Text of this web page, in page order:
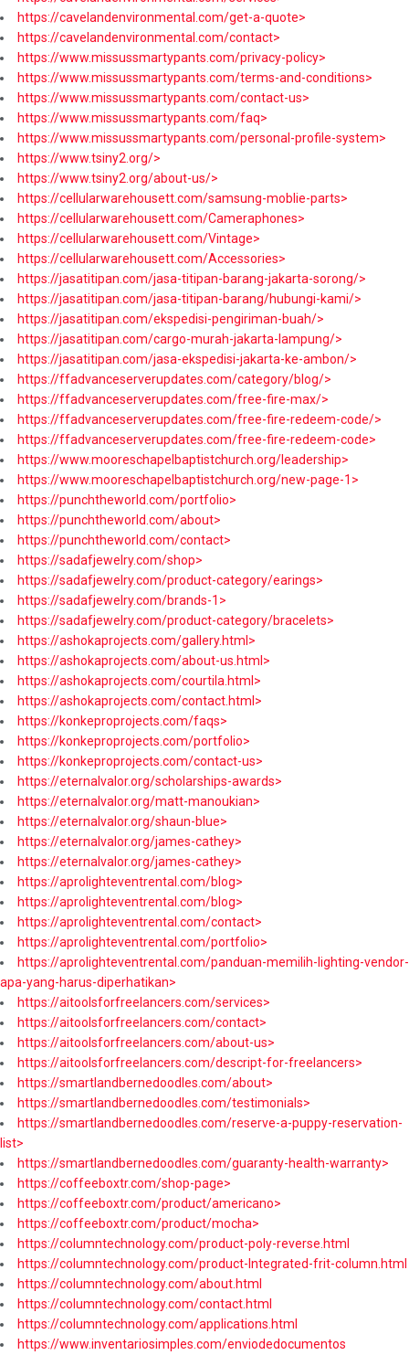
https://cavelandenvironmental.com/get-a-quote>
https://cavelandenvironmental.com/contact>
https://www.missussmartypants.com/privacy-policy>
https://www.missussmartypants.com/terms-and-conditions>
https://www.missussmartypants.com/contact-us>
https://www.missussmartypants.com/faq>
https://www.missussmartypants.com/personal-profile-system>
https://www.tsiny2.org/>
https://www.tsiny2.org/about-us/>
https://cellularwarehousett.com/samsung-moblie-parts>
https://cellularwarehousett.com/Cameraphones>
https://cellularwarehousett.com/Vintage>
https://cellularwarehousett.com/Accessories>
https://jasatitipan.com/jasa-titipan-barang-jakarta-sorong/>
https://jasatitipan.com/jasa-titipan-barang/hubungi-kami/>
https://jasatitipan.com/ekspedisi-pengiriman-buah/>
https://jasatitipan.com/cargo-murah-jakarta-lampung/>
https://jasatitipan.com/jasa-ekspedisi-jakarta-ke-ambon/>
https://ffadvanceserverupdates.com/category/blog/>
https://ffadvanceserverupdates.com/free-fire-max/>
https://ffadvanceserverupdates.com/free-fire-redeem-code/>
https://ffadvanceserverupdates.com/free-fire-redeem-code>
https://www.mooreschapelbaptistchurch.org/leadership>
https://www.mooreschapelbaptistchurch.org/new-page-1>
https://punchtheworld.com/portfolio>
https://punchtheworld.com/about>
https://punchtheworld.com/contact>
https://sadafjewelry.com/shop>
https://sadafjewelry.com/product-category/earings>
https://sadafjewelry.com/brands-1>
https://sadafjewelry.com/product-category/bracelets>
https://ashokaprojects.com/gallery.html>
https://ashokaprojects.com/about-us.html>
https://ashokaprojects.com/courtila.html>
https://ashokaprojects.com/contact.html>
https://konkeproprojects.com/faqs>
https://konkeproprojects.com/portfolio>
https://konkeproprojects.com/contact-us>
https://eternalvalor.org/scholarships-awards>
https://eternalvalor.org/matt-manoukian>
https://eternalvalor.org/shaun-blue>
https://eternalvalor.org/james-cathey>
https://eternalvalor.org/james-cathey>
https://aprolighteventrental.com/blog>
https://aprolighteventrental.com/blog>
https://aprolighteventrental.com/contact>
https://aprolighteventrental.com/portfolio>
https://aprolighteventrental.com/panduan-memilih-lighting-vendor-
apa-yang-harus-diperhatikan>
https://aitoolsforfreelancers.com/services>
https://aitoolsforfreelancers.com/contact>
https://aitoolsforfreelancers.com/about-us>
https://aitoolsforfreelancers.com/descript-for-freelancers>
https://smartlandbernedoodles.com/about>
https://smartlandbernedoodles.com/testimonials>
https://smartlandbernedoodles.com/reserve-a-puppy-reservation-
list>
https://smartlandbernedoodles.com/guaranty-health-warranty>
https://coffeeboxtr.com/shop-page>
https://coffeeboxtr.com/product/americano>
https://coffeeboxtr.com/product/mocha>
https://columntechnology.com/product-poly-reverse.html
https://columntechnology.com/product-Integrated-frit-column.html
https://columntechnology.com/about.html
https://columntechnology.com/contact.html
https://columntechnology.com/applications.html
https://www.inventariosimples.com/enviodedocumentos